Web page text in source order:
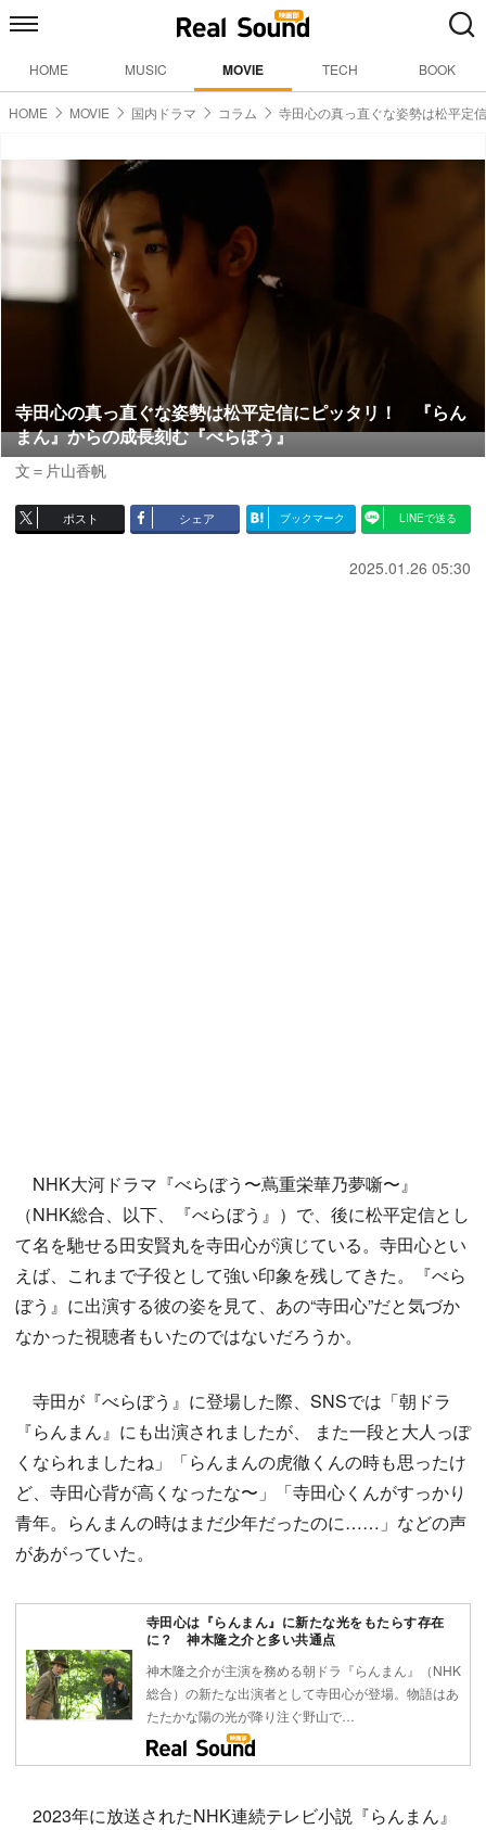
HOME MUSIC MOVIE TECH BOOK
HOME MOVIE 国内ドラマ コラム 寺田心の真っ直ぐな姿勢は松平定
寺田心の真っ直ぐな姿勢は松平定信にピッタリ！ 『らん
まん』からの成長刻む『べらぼう』
文＝片山香帆
ポスト シェア ブックマーク LINEで送る
2025.01.26 05:30
NHK大河ドラマ『べらぼう〜蔦重栄華乃夢噺〜』
（NHK総合、以下、『べらぼう』）で、後に松平定信とし
て名を馳せる田安賢丸を寺田心が演じている。寺田心とい
えば、これまで子役として強い印象を残してきた。『べら
ぼう』に出演する彼の姿を見て、あの“寺田心”だと気づか
なかった視聴者もいたのではないだろうか。
寺田が『べらぼう』に登場した際、SNSでは「朝ドラ
『らんまん』にも出演されましたが、 また一段と大人っぽ
くなられましたね」「らんまんの虎徹くんの時も思ったけ
ど、寺田心背が高くなったな〜」「寺田心くんがすっかり
青年。らんまんの時はまだ少年だったのに……」などの声
があがっていた。
寺田心は『らんまん』に新たな光をもたらす存在
に？ 神木隆之介と多い共通点
神木隆之介が主演を務める朝ドラ『らんまん』（NHK
総合）の新たな出演者として寺田心が登場。物語はあ
たたかな陽の光が降り注ぐ野山で…
2023年に放送されたNHK連続テレビ小説『らんまん』